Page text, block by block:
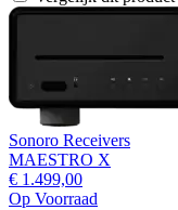
Sonoro Receivers
MAESTRO X
€ 1.499,00
Op Voorraad